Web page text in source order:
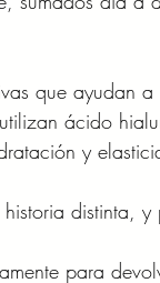
que ayudan
ácido
y
distinta,
para